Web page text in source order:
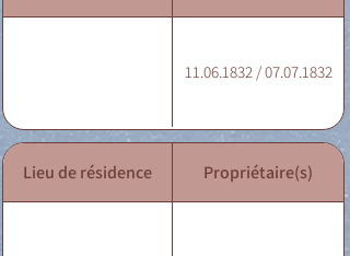
11.06.1832 / 07.07.1832
Lieu de résidence Propriétaire(s)